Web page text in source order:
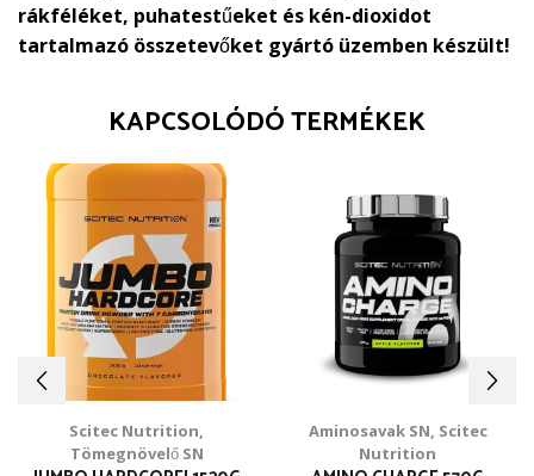
rákféléket, puhatestűeket és kén-dioxidot
tartalmazó összetevőket gyártó üzemben készült!
KAPCSOLÓDÓ TERMÉKEK
Scitec Nutrition,
Tömegnövelő SN
Aminosavak SN, Scitec
Nutrition